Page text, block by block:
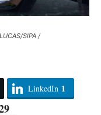
SIPA /
LinkedIn 1